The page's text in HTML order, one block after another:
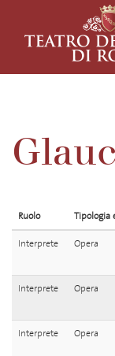
Ruolo Tipologia
Interprete Opera
Interprete Opera
Interprete Opera